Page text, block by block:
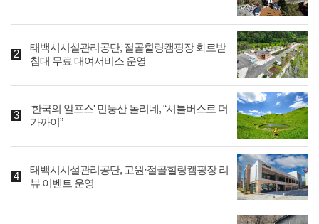
태백시시설관리공단, 절골힐링캠핑장 화로받
침대 무료 대여서비스 운영
‘한국의 알프스' 민둥산 돌리네, “셔틀버스로 더
가까이”
태백시시설관리공단, 고원·절골힐링캠핑장 리
뷰 이벤트 운영